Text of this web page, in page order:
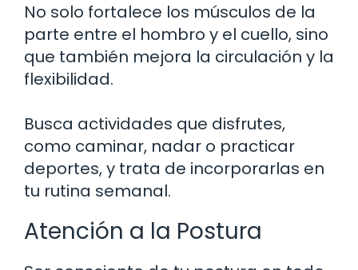
No solo fortalece los músculos de la
parte entre el hombro y el cuello, sino
que también mejora la circulación y la
flexibilidad.
Busca actividades que disfrutes,
como caminar, nadar o practicar
deportes, y trata de incorporarlas en
tu rutina semanal.
Atención a la Postura